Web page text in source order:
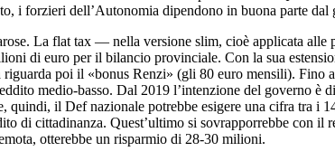
i forzieri dell’Autonomia dipendono in buona parte dal
La flat tax — nella versione slim, cioè applicata
di euro per il bilancio provinciale. Con la sua
poi il «bonus Renzi» (gli 80 euro mensili). Fino
medio-basso. Dal 2019 l’intenzione del governo è
il Def nazionale potrebbe esigere una cifra tra i
cittadinanza. Quest’ultimo si sovrapporrebbe con il
otterebbe un risparmio di 28-30 milioni.